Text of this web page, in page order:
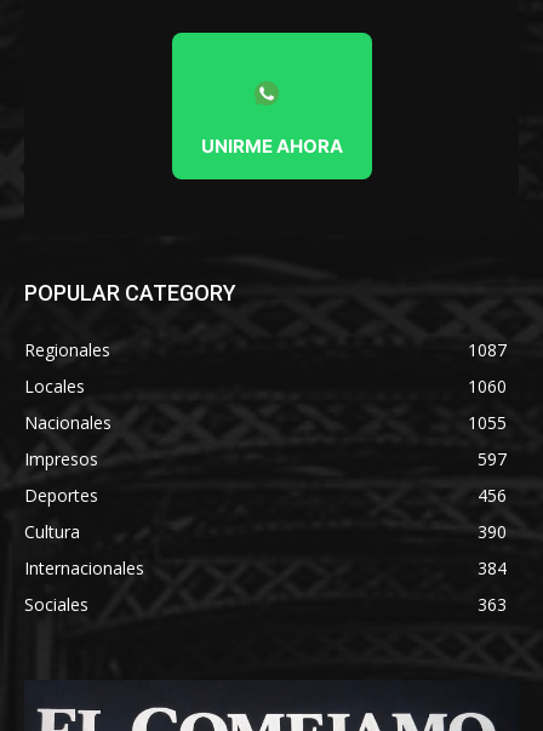
UNIRME AHORA
POPULAR CATEGORY
Regionales
1087
Locales
1060
Nacionales
1055
Impresos
597
Deportes
456
Cultura
390
Internacionales
384
Sociales
363